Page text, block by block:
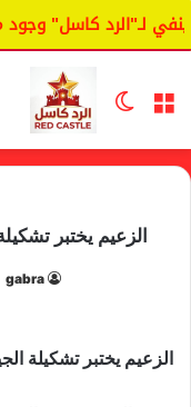
لـ"الرد كاسل" وجود
القائمة الوضع المظلم
الزعيم يختبر
gabra
الزعيم يختبر تشكيلة